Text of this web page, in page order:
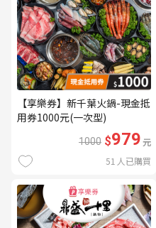
【享樂券】新千葉火鍋-現金抵
用券1000元(一次型)
1000 $979元
51 人已購買